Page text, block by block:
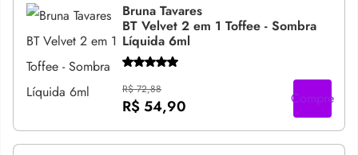
Bruna Tavares
BT Velvet 2 em 1 Toffee - Sombra
Líquida 6ml
R$ 72,88
R$ 54,90 Compre